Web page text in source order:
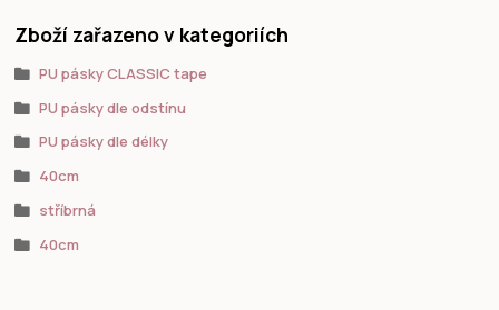
Zboží zařazeno v kategoriích
PU pásky CLASSIC tape
PU pásky dle odstínu
PU pásky dle délky
40cm
stříbrná
40cm